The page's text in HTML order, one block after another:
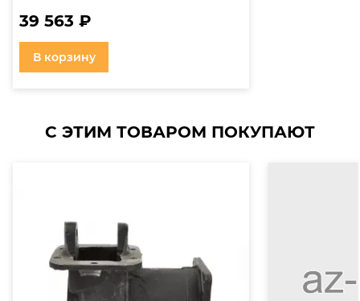
39 563 ₽
В корзину
С ЭТИМ ТОВАРОМ ПОКУПАЮТ